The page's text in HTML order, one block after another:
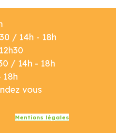
/ 14h - 18h
/ 14h - 18h
18h
vous
Mentions légales